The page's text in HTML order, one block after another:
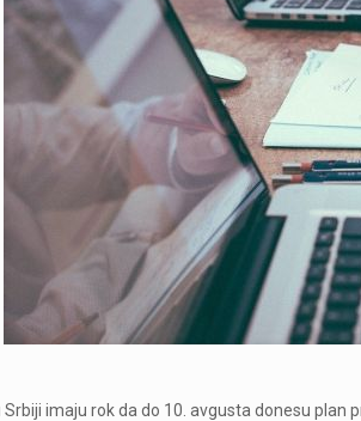
Srbiji imaju rok da do 10. avgusta donesu